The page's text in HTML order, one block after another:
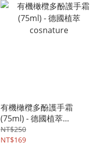
有機橄欖多酚護手霜
(75ml) - 德國植萃
cosnature
NT$250
NT$169